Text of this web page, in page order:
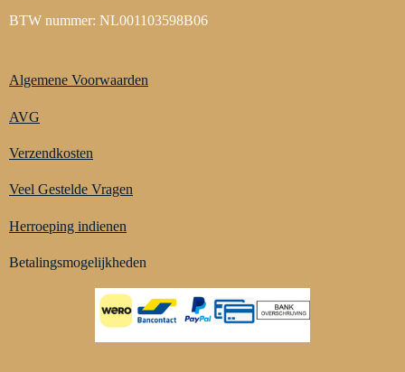
BTW nummer: NL001103598B06
Algemene Voorwaarden
AVG
Verzendkosten
Veel Gestelde Vragen
Herroeping indienen
Betalingsmogelijkheden